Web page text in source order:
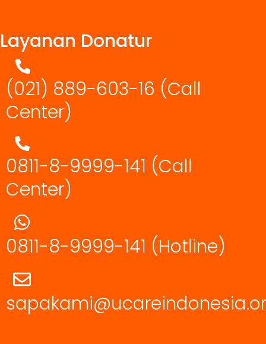
Layanan Donatur
(021) 889-603-16 (Call
Center)
0811-8-9999-141 (Call
Center)
0811-8-9999-141 (Hotline)